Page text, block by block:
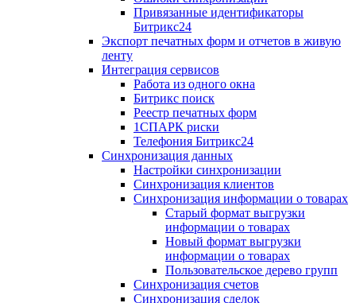
Привязанные идентификаторы
Битрикс24
Экспорт печатных форм и отчетов в живую
ленту
Интеграция сервисов
Работа из одного окна
Битрикс поиск
Реестр печатных форм
1СПАРК риски
Телефония Битрикс24
Синхронизация данных
Настройки синхронизации
Синхронизация клиентов
Синхронизация информации о товарах
Старый формат выгрузки
информации о товарах
Новый формат выгрузки
информации о товарах
Пользовательское дерево групп
Синхронизация счетов
Синхронизация сделок